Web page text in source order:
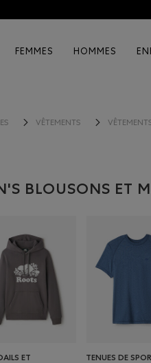
FEMMES HOMMES
VÊTEMENTS
BLOUSONS ET
ET
TENUES DE